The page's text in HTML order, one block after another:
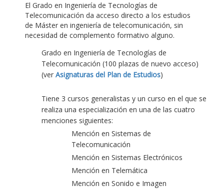
El Grado en Ingeniería de Tecnologías de
Telecomunicación da acceso directo a los estudios
de Máster en ingeniería de telecomunicación, sin
necesidad de complemento formativo alguno.
Grado en Ingeniería de Tecnologías de
Telecomunicación (100 plazas de nuevo acceso)
(ver Asignaturas del Plan de Estudios)
Tiene 3 cursos generalistas y un curso en el que se
realiza una especialización en una de las cuatro
menciones siguientes:
Mención en Sistemas de
Telecomunicación
Mención en Sistemas Electrónicos
Mención en Telemática
Mención en Sonido e Imagen